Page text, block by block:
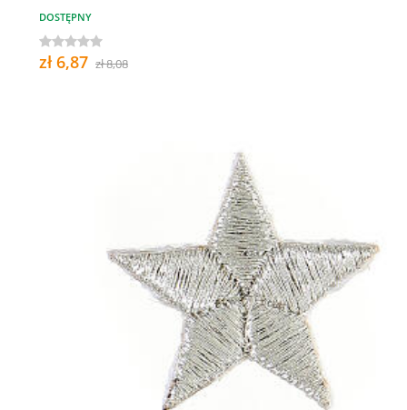
DOSTĘPNY
zł 6,87 zł 8,08